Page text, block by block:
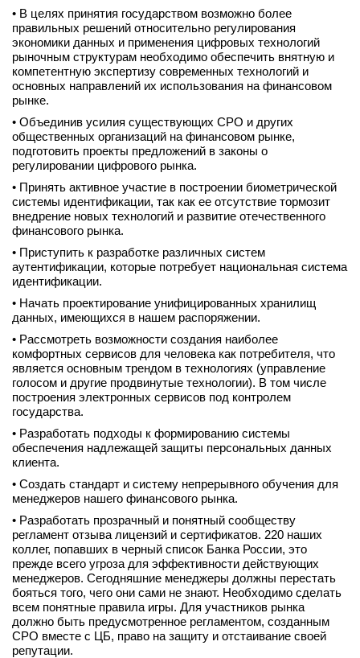
• В целях принятия государством возможно более
правильных решений относительно регулирования
экономики данных и применения цифровых технологий
рыночным структурам необходимо обеспечить внятную и
компетентную экспертизу современных технологий и
основных направлений их использования на финансовом
рынке.
• Объединив усилия существующих СРО и других
общественных организаций на финансовом рынке,
подготовить проекты предложений в законы о
регулировании цифрового рынка.
• Принять активное участие в построении биометрической
системы идентификации, так как ее отсутствие тормозит
внедрение новых технологий и развитие отечественного
финансового рынка.
• Приступить к разработке различных систем
аутентификации, которые потребует национальная система
идентификации.
• Начать проектирование унифицированных хранилищ
данных, имеющихся в нашем распоряжении.
• Рассмотреть возможности создания наиболее
комфортных сервисов для человека как потребителя, что
является основным трендом в технологиях (управление
голосом и другие продвинутые технологии). В том числе
построения электронных сервисов под контролем
государства.
• Разработать подходы к формированию системы
обеспечения надлежащей защиты персональных данных
клиента.
• Создать стандарт и систему непрерывного обучения для
менеджеров нашего финансового рынка.
• Разработать прозрачный и понятный сообществу
регламент отзыва лицензий и сертификатов. 220 наших
коллег, попавших в черный список Банка России, это
прежде всего угроза для эффективности действующих
менеджеров. Сегодняшние менеджеры должны перестать
бояться того, чего они сами не знают. Необходимо сделать
всем понятные правила игры. Для участников рынка
должно быть предусмотренное регламентом, созданным
СРО вместе с ЦБ, право на защиту и отстаивание своей
репутации.